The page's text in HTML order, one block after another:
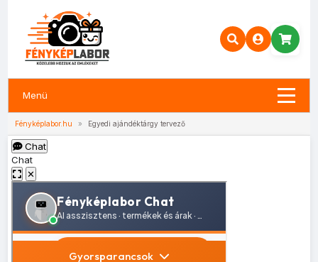
Menü
Fényképlabor.hu » Egyedi ajándéktárgy tervező
Chat
Chat
✕